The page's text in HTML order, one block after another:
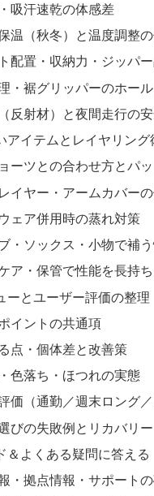
吸汗速乾の体感差
温（秋冬）と温度調整
配置・収納力・ジッパ
・裾グリッパーのホー
反射材）と夜間走行の
アイテムとレイヤリング
ーツとの合わせ方とパ
イヤー・アームカバー
ェア併用時の蒸れ対策
・ソックス・小物で補
ア・保管で性能を長持
ーとユーザー評価の整理
イントの共通項
点・個体差と改善策
色落ち・ほつれの実態
価（通勤／週末ロング
びの失敗例とリカバリー
＆よくある疑問に答える
・拠点情報・サポート